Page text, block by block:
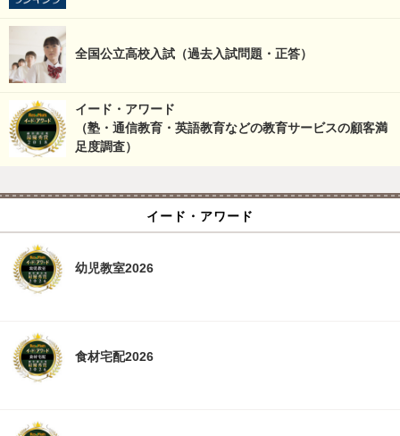
全国公立高校入試（過去入試問題・正答）
イード・アワード
（塾・通信教育・英語教育などの教育サービスの顧客満
足度調査）
イード・アワード
幼児教室2026
食材宅配2026